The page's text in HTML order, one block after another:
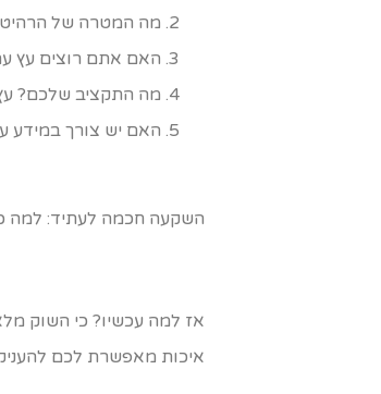
מה המטרה של
האם אתם רוצים עץ
מה התקציב שלכם? עץ
האם יש צורך במידע
השקעה חכמה לעתיד: למה
אז למה עכשיו? כי השוק
איכות מאפשרת לכם